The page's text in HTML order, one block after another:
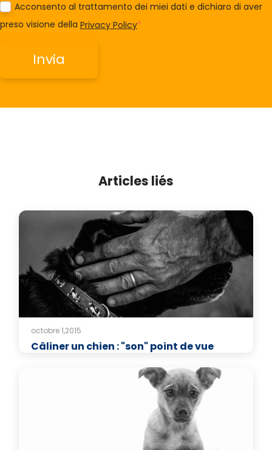
Acconsento al trattamento dei miei dati e dichiaro di aver
preso visione della Privacy Policy*
Articles liés
octobre 1,2015
Câliner un chien : "son" point de vue